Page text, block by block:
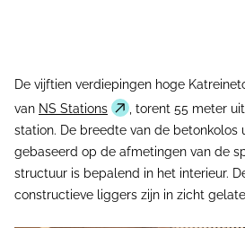
De vijftien verdiepingen hoge
van NS Stations
, torent 55 meter
station. De breedte van de betonkolos
gebaseerd op de afmetingen van de
structuur is bepalend in het interieur.
constructieve liggers zijn in zicht